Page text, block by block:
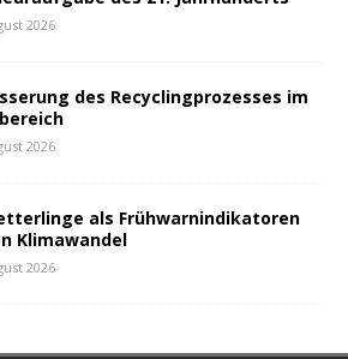
2026
des Recyclingprozesses im
2026
als Frühwarnindikatoren
Klimawandel
2026